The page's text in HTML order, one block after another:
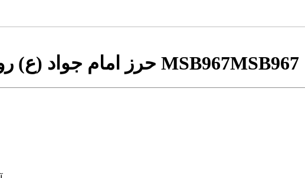
حرز امام جواد (ع) روی پوست آهو کد MSB967MSB967